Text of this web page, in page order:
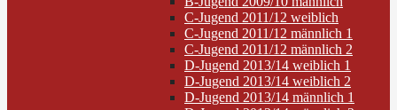
C-Jugend 2011/12 weiblich
C-Jugend 2011/12 männlich 1
C-Jugend 2011/12 männlich 2
D-Jugend 2013/14 weiblich 1
D-Jugend 2013/14 weiblich 2
D-Jugend 2013/14 männlich 1